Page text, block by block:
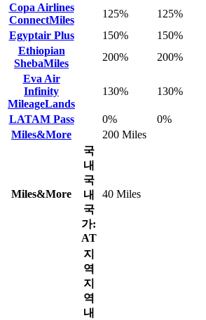
Copa Airlines
ConnectMiles
125% 125%
Egyptair Plus
150% 150%
Ethiopian
ShebaMiles
200% 200%
Eva Air
Infinity
MileageLands
130% 130%
LATAM Pass 0% 0%
Miles&More
200 Miles
Miles&More
국
내
국
내
국
가:
AT
40 Miles
지
역
지
역
내